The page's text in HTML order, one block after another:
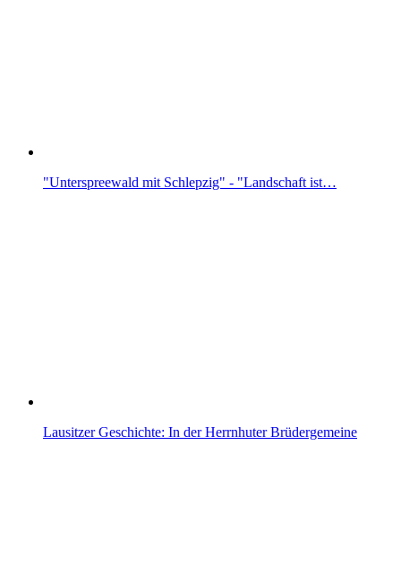
"Unterspreewald mit Schlepzig" - "Landschaft ist…
Lausitzer Geschichte: In der Herrnhuter Brüdergemeine